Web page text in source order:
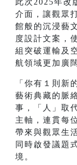
此次2025年改
介面，讓觀眾
館般的沉浸藝
度設計文案，
組突破運輸及
航領域更加廣
「你有１則新
藝術典藏的脈
事，「人」取
主軸，連貫每
帶來與觀眾生
同時啟發議題
境。